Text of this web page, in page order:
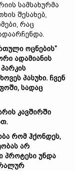
სამსახურმა
შესახებ,
რაც
ოცნების”
ადამიანის
პასუხი. ჩვენ
სადაც
კავშირში
რომ ჰქონდეს,
არ
პროტესი უნდა